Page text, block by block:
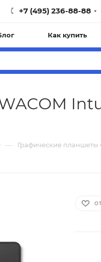
+7 (495) 236-88-88
Как купить
— Графические планшеты